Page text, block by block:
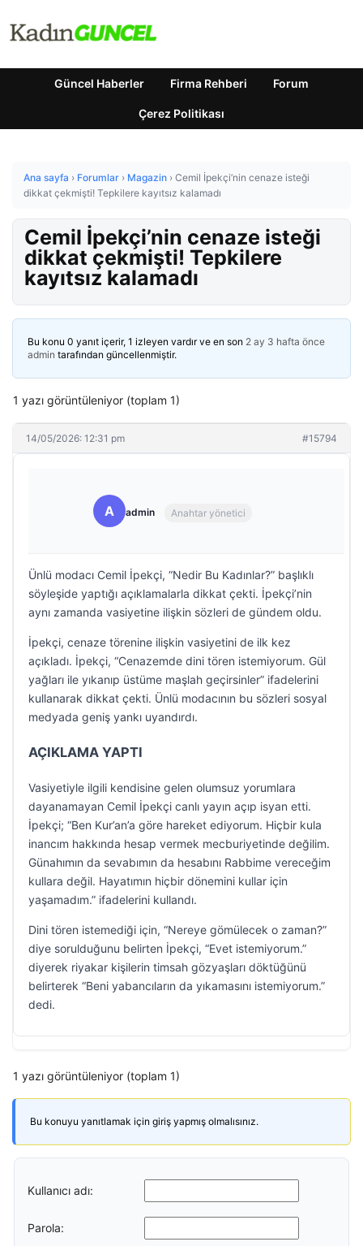
Güncel Haberler Firma Rehberi Forum
Çerez Politikası
Ana sayfa › Forumlar › Magazin › Cemil İpekçi’nin cenaze isteği
dikkat çekmişti! Tepkilere kayıtsız kalamadı
Cemil İpekçi’nin cenaze isteği
dikkat çekmişti! Tepkilere
kayıtsız kalamadı
Bu konu 0 yanıt içerir, 1 izleyen vardır ve en son 2 ay 3 hafta önce
admin tarafından güncellenmiştir.
1 yazı görüntüleniyor (toplam 1)
14/05/2026: 12:31 pm #15794
A admin Anahtar yönetici
Ünlü modacı Cemil İpekçi, “Nedir Bu Kadınlar?” başlıklı
söyleşide yaptığı açıklamalarla dikkat çekti. İpekçi’nin
aynı zamanda vasiyetine ilişkin sözleri de gündem oldu.
İpekçi, cenaze törenine ilişkin vasiyetini de ilk kez
açıkladı. İpekçi, “Cenazemde dini tören istemiyorum. Gül
yağları ile yıkanıp üstüme maşlah geçirsinler” ifadelerini
kullanarak dikkat çekti. Ünlü modacının bu sözleri sosyal
medyada geniş yankı uyandırdı.
AÇIKLAMA YAPTI
Vasiyetiyle ilgili kendisine gelen olumsuz yorumlara
dayanamayan Cemil İpekçi canlı yayın açıp isyan etti.
İpekçi; “Ben Kur’an’a göre hareket ediyorum. Hiçbir kula
inancım hakkında hesap vermek mecburiyetinde değilim.
Günahımın da sevabımın da hesabını Rabbime vereceğim
kullara değil. Hayatımın hiçbir dönemini kullar için
yaşamadım.” ifadelerini kullandı.
Dini tören istemediği için, “Nereye gömülecek o zaman?”
diye sorulduğunu belirten İpekçi, “Evet istemiyorum.”
diyerek riyakar kişilerin timsah gözyaşları döktüğünü
belirterek “Beni yabancıların da yıkamasını istemiyorum.”
dedi.
1 yazı görüntüleniyor (toplam 1)
Bu konuyu yanıtlamak için giriş yapmış olmalısınız.
Kullanıcı adı:
Parola: